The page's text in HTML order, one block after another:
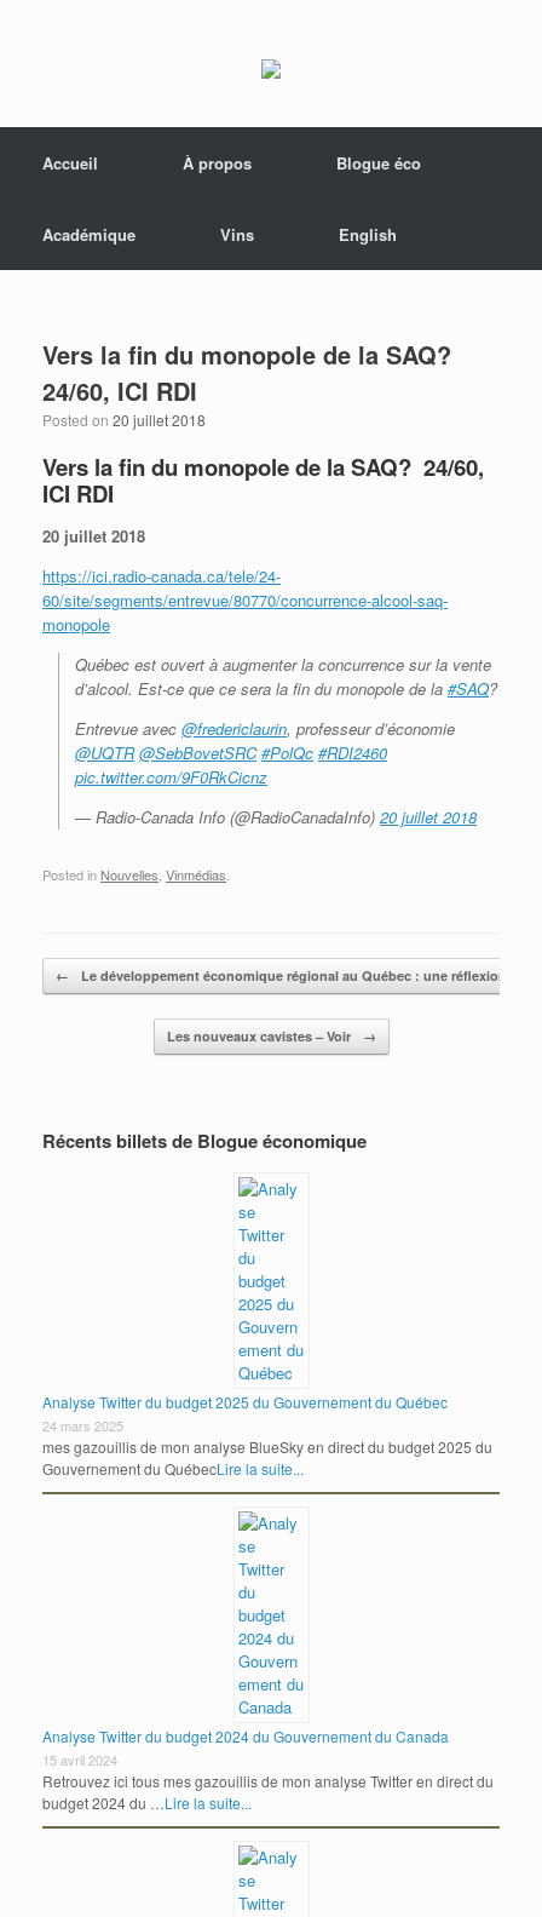
Accueil
À propos Blogue éco
Académique Vins English
Vers la fin du monopole de la SAQ?
24/60, ICI RDI
Posted on 20 juillet 2018
Vers la fin du monopole de la SAQ? 24/60,
ICI RDI
20 juillet 2018
https://ici.radio-canada.ca/tele/24-
60/site/segments/entrevue/80770/concurrence-alcool-saq-
monopole
Québec est ouvert à augmenter la concurrence sur la vente
d’alcool. Est-ce que ce sera la fin du monopole de la #SAQ?
Entrevue avec @fredericlaurin, professeur d’économie
@UQTR @SebBovetSRC #PolQc #RDI2460
pic.twitter.com/9F0RkCicnz
— Radio-Canada Info (@RadioCanadaInfo) 20 juillet 2018
Posted in Nouvelles Vinmédias
Post navigation
← Le développement économique régional au Québec : une réflexion sur
Les nouveaux cavistes – Voir →
Récents billets de Blogue économique
Analyse Twitter du budget 2025 du Gouvernement du Québec
24 mars 2025
mes gazouillis de mon analyse BlueSky en direct du budget 2025 du
Gouvernement du QuébecLire la suite...
Analyse Twitter du budget 2024 du Gouvernement du Canada
15 avril 2024
Retrouvez ici tous mes gazouillis de mon analyse Twitter en direct du
budget 2024 du …Lire la suite...